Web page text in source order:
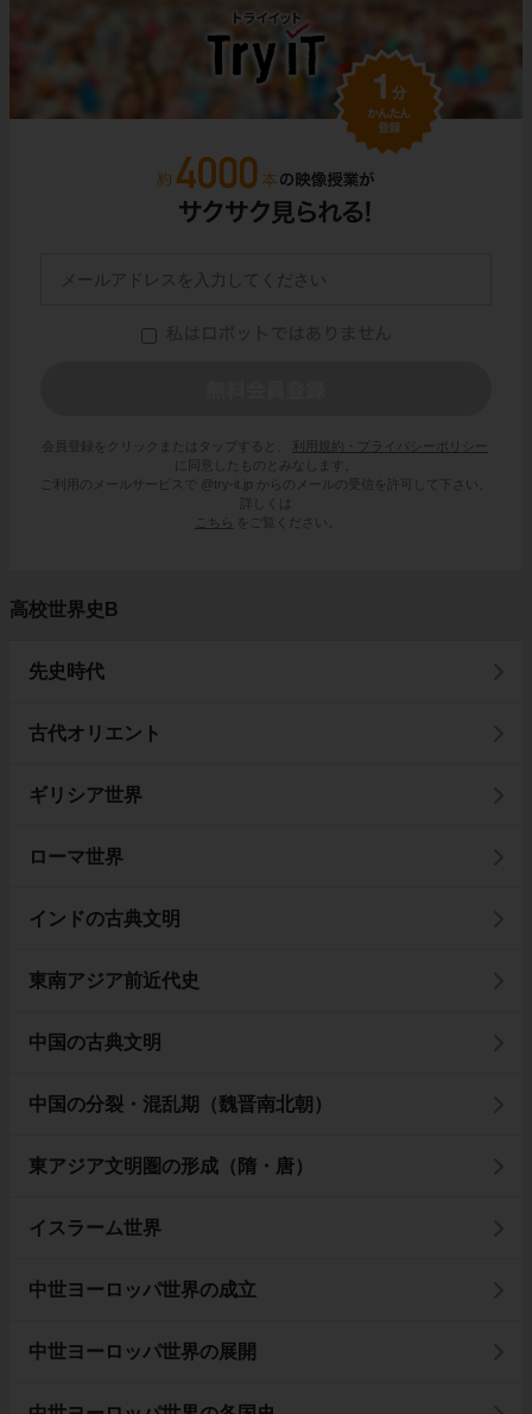
会員登録をクリックまたはタップすると、
利用規約・プライバシーポリシー
に同意したものとみなします。
ご利用のメールサービスで @try-it.jp からのメールの受信を許可して下さい。
詳しくは
こちら
をご覧ください。
高校世界史B
先史時代
古代オリエント
ギリシア世界
ローマ世界
インドの古典文明
東南アジア前近代史
中国の古典文明
中国の分裂・混乱期（魏晋南北朝）
東アジア文明圏の形成（隋・唐）
イスラーム世界
中世ヨーロッパ世界の成立
中世ヨーロッパ世界の展開